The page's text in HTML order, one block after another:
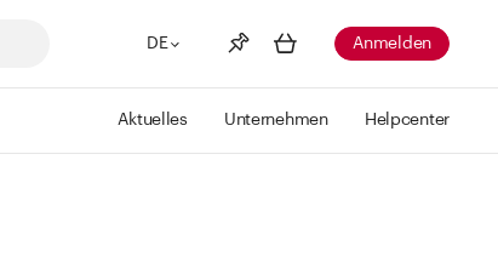
DE
Merkliste Mehr anzeigen
Anmelden
Aktuelles Unternehmen Helpcenter